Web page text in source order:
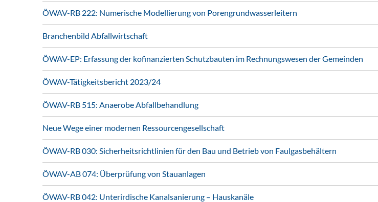
ÖWAV-RB 222: Numerische Modellierung von Porengrundwasserleitern
Branchenbild Abfallwirtschaft
ÖWAV-EP: Erfassung der kofinanzierten Schutzbauten im Rechnungswesen der Gemeinden
ÖWAV-Tätigkeitsbericht 2023/24
ÖWAV-RB 515: Anaerobe Abfallbehandlung
Neue Wege einer modernen Ressourcengesellschaft
ÖWAV-RB 030: Sicherheitsrichtlinien für den Bau und Betrieb von Faulgasbehältern
ÖWAV-AB 074: Überprüfung von Stauanlagen
ÖWAV-RB 042: Unterirdische Kanalsanierung – Hauskanäle